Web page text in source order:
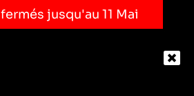
jusqu'au 11 Mai